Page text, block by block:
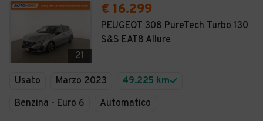
21
€ 16.299
PEUGEOT 308 PureTech Turbo 130
S&S EAT8 Allure
Usato Marzo 2023
49.225 km
Benzina - Euro 6
Automatico